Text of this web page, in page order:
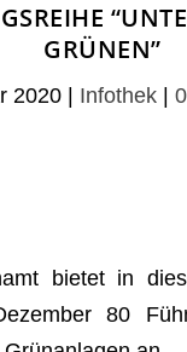
GRÜNEN”
2020 Infothek 0
bie­tet in
80